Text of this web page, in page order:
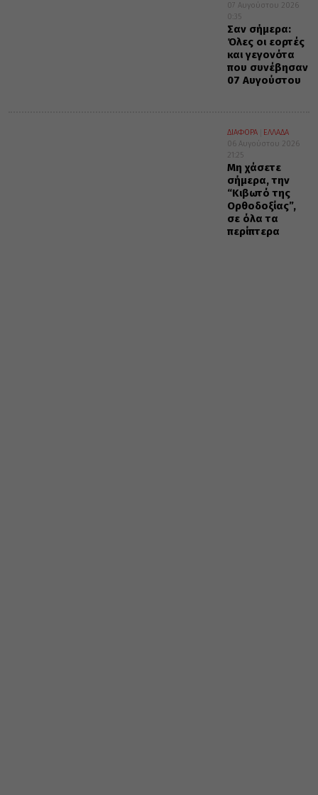
07 Αυγούστου 2026
0:35
Σαν σήμερα:
Όλες οι εορτές
και γεγονότα
που συνέβησαν
07 Αυγούστου
ΔΙΑΦΟΡΑ
ΕΛΛΑΔΑ
06 Αυγούστου 2026
21:25
Μη χάσετε
σήμερα, την
“Κιβωτό της
Ορθοδοξίας”,
σε όλα τα
περίπτερα